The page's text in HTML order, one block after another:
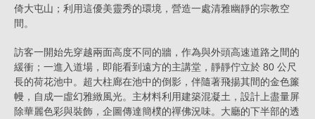
倚大屯山；利用這優美靈秀的環境，營造一處清雅幽靜的宗教空
間。
訪客一開始先穿越兩面高度不同的牆，作為與外頭高速道路之間的
緩衝；一進入道場，即能看到遠方的主講堂，靜靜佇立於 80 公尺
長的荷花池中。超大柱廊在池中的倒影，伴隨著飛揚其間的金色簾
幔，自成一虛幻雅緻風光。主材料利用建築混凝土，設計上盡量屏
除華麗色彩與裝飾，企圖傳達簡樸的禪佛況味。大廳的下半部的透